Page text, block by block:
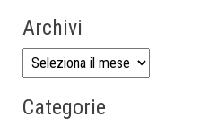
Archivi
Categorie